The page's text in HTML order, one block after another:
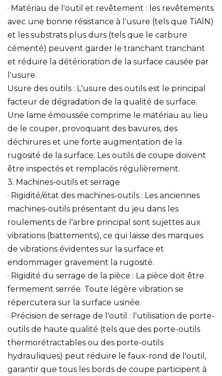
· Matériau de l'outil et revêtement : les revêtements
avec une bonne résistance à l'usure (tels que TiAlN)
et les substrats plus durs (tels que le carbure
cémenté) peuvent garder le tranchant tranchant
et réduire la détérioration de la surface causée par
l'usure.
Usure des outils : L'usure des outils est le principal
facteur de dégradation de la qualité de surface.
Une lame émoussée comprime le matériau au lieu
de le couper, provoquant des bavures, des
déchirures et une forte augmentation de la
rugosité de la surface. Les outils de coupe doivent
être inspectés et remplacés régulièrement.
3. Machines-outils et serrage
· Rigidité/état des machines-outils : Les anciennes
machines-outils présentant du jeu dans les
roulements de l'arbre principal sont sujettes aux
vibrations (battements), ce qui laisse des marques
de vibrations évidentes sur la surface et
endommager gravement la rugosité.
· Rigidité du serrage de la pièce : La pièce doit être
fermement serrée. Toute légère vibration se
répercutera sur la surface usinée.
· Précision de serrage de l'outil : l'utilisation de porte-
outils de haute qualité (tels que des porte-outils
thermorétractables ou des porte-outils
hydrauliques) peut réduire le faux-rond de l'outil,
garantir que tous les bords de coupe participent à